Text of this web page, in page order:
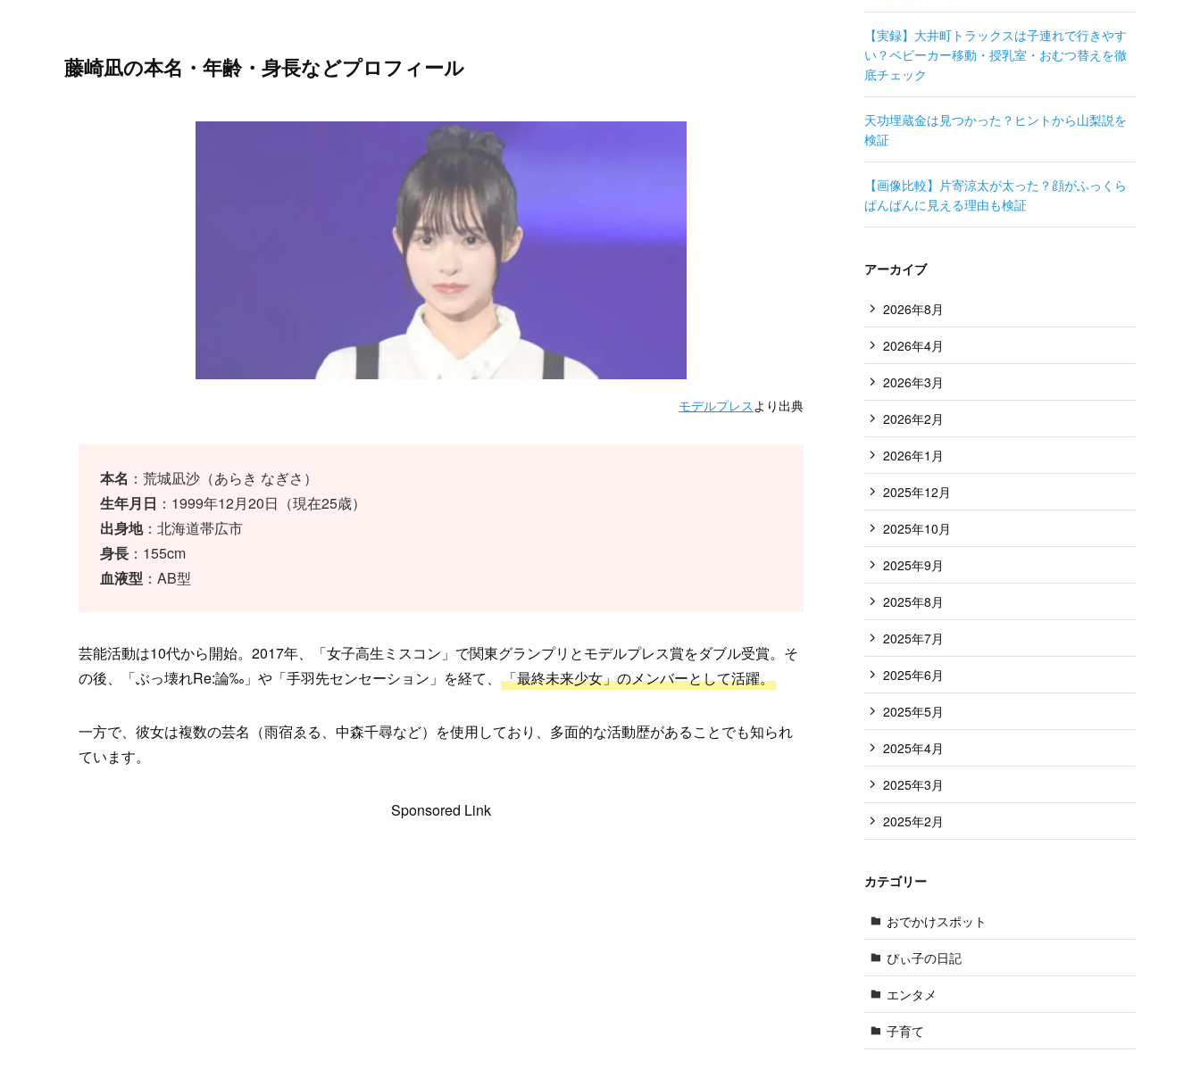
藤崎凪の本名・年齢・身長などプロフィール
モデルプレスより出典
本名 ：荒城凪沙（あらき なぎさ）
生年月日 ：1999年12月20日（現在25歳）
出身地：北海道帯広市
身長 ：155cm
血液型 ：AB型
芸能活動は10代から開始。2017年、「女子高生ミスコン」で関東グランプリとモデルプレス賞をダブル受賞。そ
の後、「ぶっ壊れRe:論‰」や「手羽先センセーション」を経て、 「最終未来少女」のメンバーとして活躍。
一方で、彼女は複数の芸名（雨宿ゑる、中森千尋など）を使用しており、多面的な活動歴があることでも知られ
ています。
Sponsored Link
【実録】大井町トラックスは子連れで行きやす
い？ベビーカー移動・授乳室・おむつ替えを徹
底チェック
天功埋蔵金は見つかった？ヒントから山梨説を
検証
【画像比較】片寄涼太が太った？顔がふっくら
ぱんぱんに見える理由も検証
アーカイブ
2026年8月
2026年4月
2026年3月
2026年2月
2026年1月
2025年12月
2025年10月
2025年9月
2025年8月
2025年7月
2025年6月
2025年5月
2025年4月
2025年3月
2025年2月
カテゴリー
おでかけスポット
ぴぃ子の日記
エンタメ
子育て